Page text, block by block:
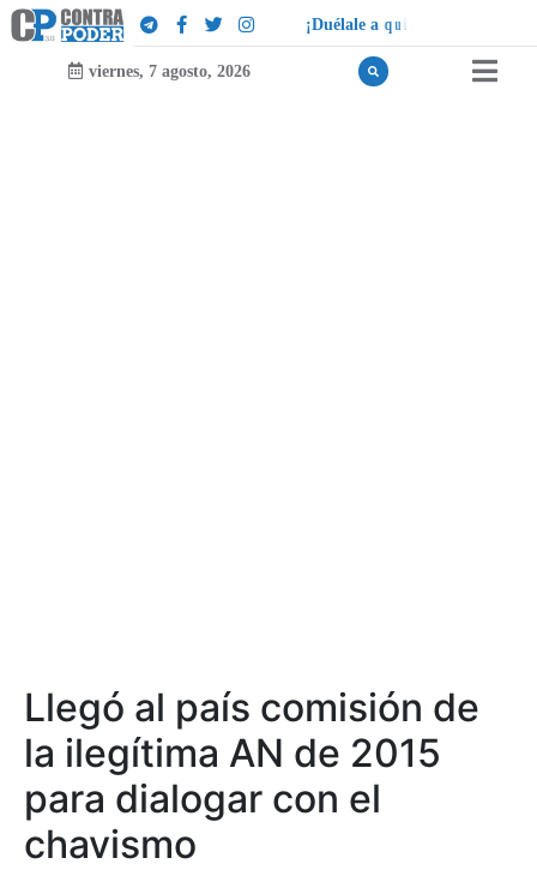
¡Duélale a qu i
viernes, 7 agosto, 2026
Llegó al país comisión de
la ilegítima AN de 2015
para dialogar con el
chavismo